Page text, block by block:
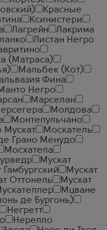
Красные
Ксинистери
Лагрейн
Лакрима
Листан Негро
(Матраса)
Мальбек (Кот)
Фина
Негро
Марселан
Молдова
Монтепульчано
Мускат
Москатель
Грано Менудо
Мосхатела
Мускат
Гамбургский
Мускат
Оттонель
Мускат
Мцване
де Бургонь)
Негретт
Нерелло